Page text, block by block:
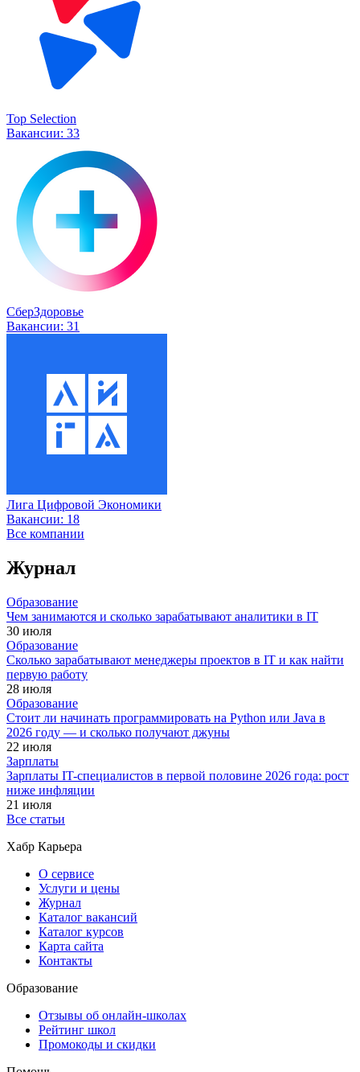
Top Selection
Вакансии: 33
СберЗдоровье
Вакансии: 31
Лига Цифровой Экономики
Вакансии: 18
Все компании
Журнал
Образование
Чем занимаются и сколько зарабатывают аналитики в IT
30 июля
Образование
Сколько зарабатывают менеджеры проектов в IT и как найти
первую работу
28 июля
Образование
Стоит ли начинать программировать на Python или Java в
2026 году — и сколько получают джуны
22 июля
Зарплаты
Зарплаты IT-специалистов в первой половине 2026 года: рост
ниже инфляции
21 июля
Все статьи
Хабр Карьера
О сервисе
Услуги и цены
Журнал
Каталог вакансий
Каталог курсов
Карта сайта
Контакты
Образование
Отзывы об онлайн-школах
Рейтинг школ
Промокоды и скидки